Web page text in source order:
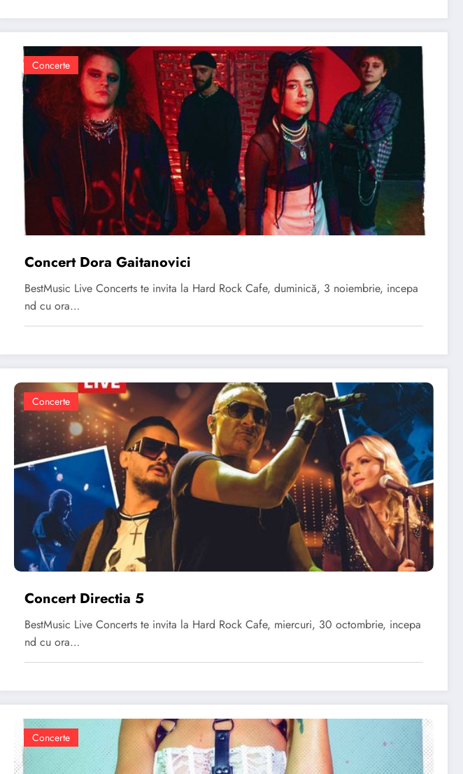
Concerte
Concert Dora Gaitanovici
BestMusic Live Concerts te invita la Hard Rock Cafe, duminică, 3 noiembrie, incepa
nd cu ora…
Concerte
Concert Directia 5
BestMusic Live Concerts te invita la Hard Rock Cafe, miercuri, 30 octombrie, incepa
nd cu ora…
Concerte